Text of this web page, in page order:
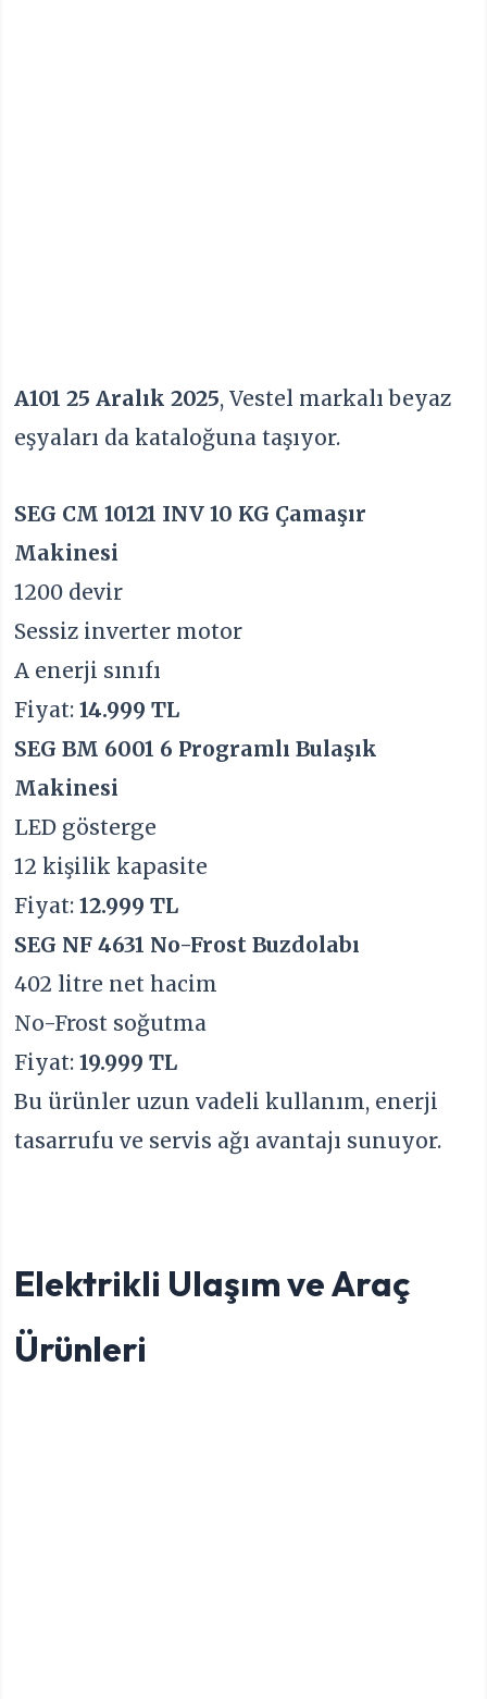
A101 25 Aralık 2025, Vestel markalı beyaz
eşyaları da kataloğuna taşıyor.
SEG CM 10121 INV 10 KG Çamaşır
Makinesi
1200 devir
Sessiz inverter motor
A enerji sınıfı
Fiyat:14.999 TL
SEG BM 6001 6 Programlı Bulaşık
Makinesi
LED gösterge
12 kişilik kapasite
Fiyat:12.999 TL
SEG NF 4631 No-Frost Buzdolabı
402 litre net hacim
No-Frost soğutma
Fiyat:19.999 TL
Bu ürünler uzun vadeli kullanım, enerji
tasarrufu ve servis ağı avantajı sunuyor.
Elektrikli Ulaşım ve Araç
Ürünleri